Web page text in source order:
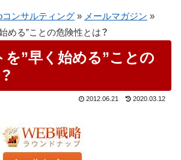
ンサルティング » メールマガジン »
める”ことの危険性とは？
を”早く始める”ことの
2012.06.21 2020.03.12